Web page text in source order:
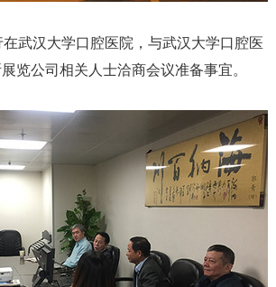
武汉大学口腔医院，与武汉大学口腔医
览公司相关人士洽商会议准备事宜。